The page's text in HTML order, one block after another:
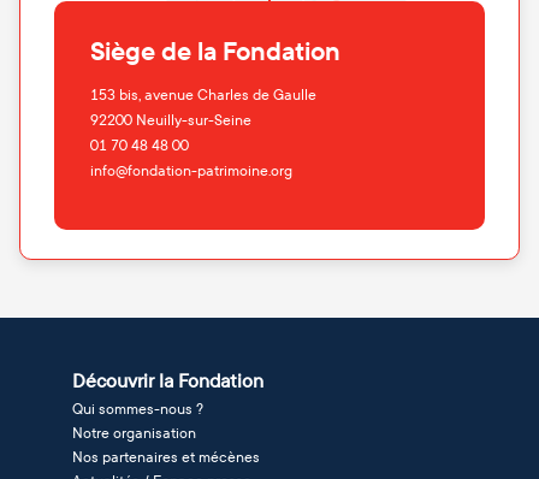
Siège de la Fondation
153 bis, avenue Charles de Gaulle
92200 Neuilly-sur-Seine
01 70 48 48 00
info@fondation-patrimoine.org
Découvrir la Fondation
Qui sommes-nous ?
Notre organisation
Nos partenaires et mécènes